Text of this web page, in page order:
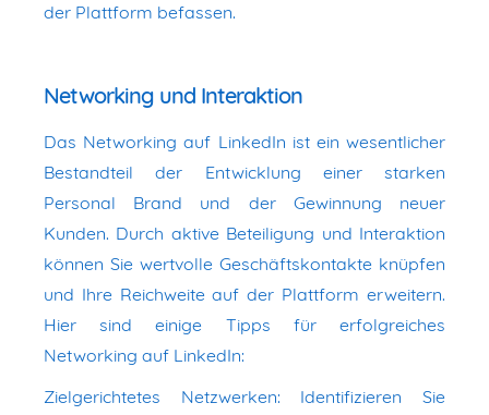
der Plattform befassen.
Networking und Interaktion
Das Networking auf LinkedIn ist ein wesentlicher
Bestandteil der Entwicklung einer starken
Personal Brand und der Gewinnung neuer
Kunden. Durch aktive Beteiligung und Interaktion
können Sie wertvolle Geschäftskontakte knüpfen
und Ihre Reichweite auf der Plattform erweitern.
Hier sind einige Tipps für erfolgreiches
Networking auf LinkedIn:
Zielgerichtetes Netzwerken: Identifizieren Sie